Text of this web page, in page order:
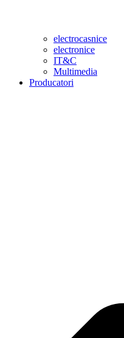
electrocasnice
electronice
IT&C
Multimedia
Producatori